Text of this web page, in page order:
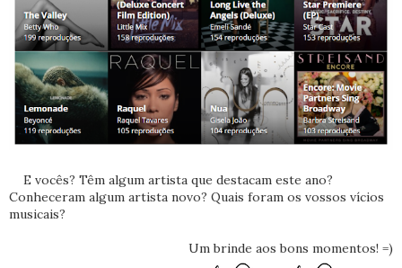
E vocês? Têm algum artista que destacam este ano?
Conheceram algum artista novo? Quais foram os vossos vícios
musicais?
Um brinde aos bons momentos! =)